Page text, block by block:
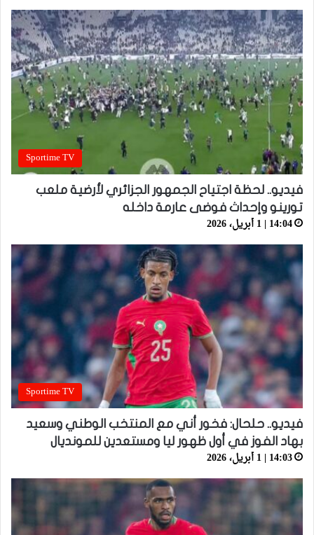
Sportime TV
فيديو.. لحظة اجتياح الجمهور الجزائري لأرضية ملعب
تورينو وإحداث فوضى عارمة داخله
14:04 | 1 أبريل، 2026
Sportime TV
فيديو.. حلحال: فخور أني مع المنتخب الوطني وسعيد
بهاد الفوز في أول ظهور ليا ومستعدين للمونديال
14:03 | 1 أبريل، 2026